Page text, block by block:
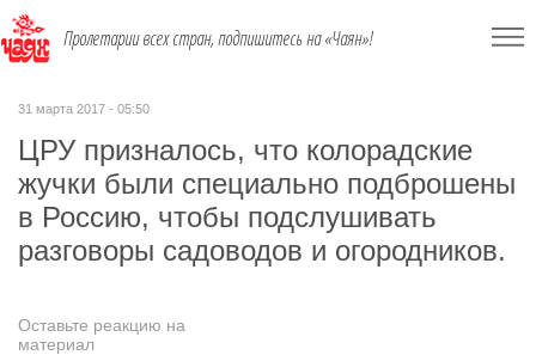
Пролетарии всех стран, подпишитесь на «Чаян»!
31 марта 2017 - 05:50
ЦРУ призналось, что колорадские
жучки были специально подброшены
в Россию, чтобы подслушивать
разговоры садоводов и огородников.
Оставьте реакцию на
материал